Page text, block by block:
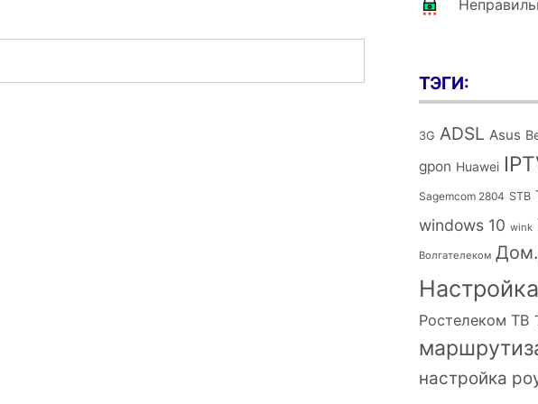
ТЭГИ:
3G ADSL Asus
gpon Huawei
Sagemcom 2804 STB
windows 10 wink
Волгателеком
Настройка
Ростелеком ТВ
настройка